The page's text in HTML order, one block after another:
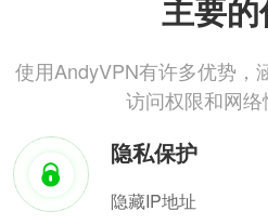
主要
使用AndyVPN有许多优势，
访问权限和网
隐私保护
隐藏IP地址